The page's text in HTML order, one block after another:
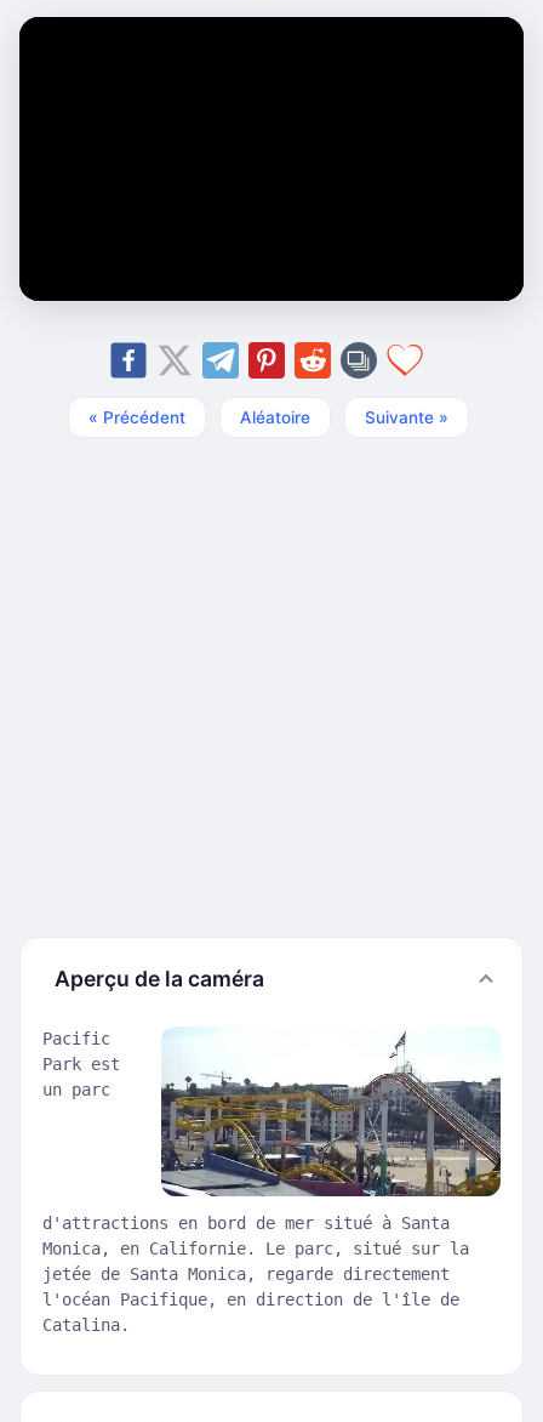
« Précédent Aléatoire Suivante »
Aperçu de la caméra
Pacific
Park est
un parc
d'attractions en bord de mer situé à Santa
Monica, en Californie. Le parc, situé sur la
jetée de Santa Monica, regarde directement
l'océan Pacifique, en direction de l'île de
Catalina.